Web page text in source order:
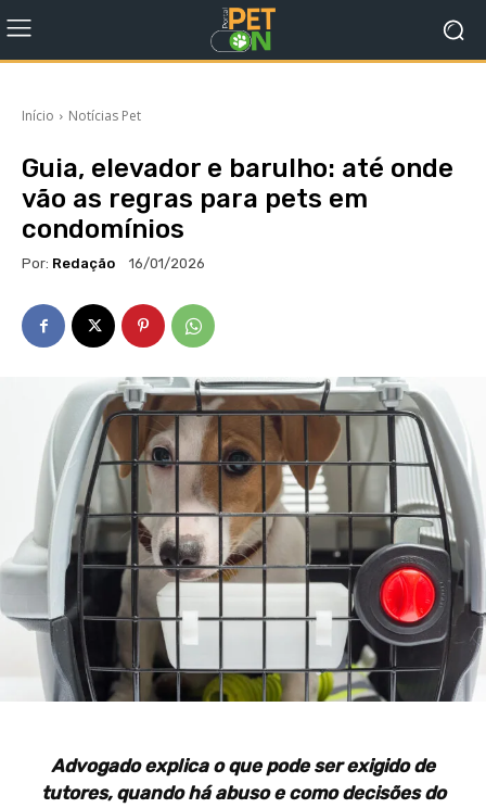
Início Notícias Pet
Guia, elevador e barulho: até onde
vão as regras para pets em
condomínios
Por: Redação 16/01/2026
Advogado explica o que pode ser exigido de
tutores, quando há abuso e como decisões do